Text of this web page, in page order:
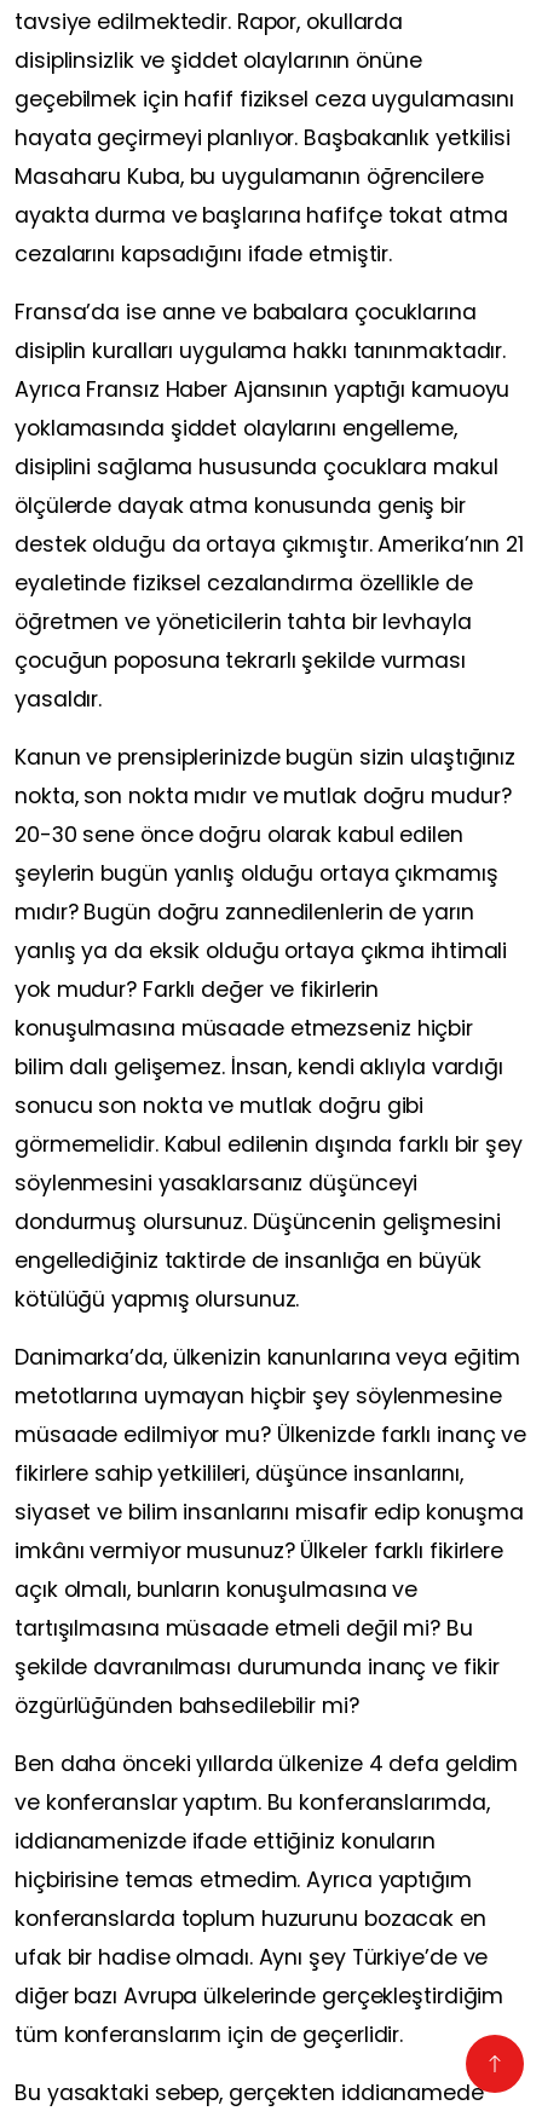
tavsiye edilmektedir. Rapor, okullarda
disiplinsizlik ve şiddet olaylarının önüne
geçebilmek için hafif fiziksel ceza uygulamasını
hayata geçirmeyi planlıyor. Başbakanlık yetkilisi
Masaharu Kuba, bu uygulamanın öğrencilere
ayakta durma ve başlarına hafifçe tokat atma
cezalarını kapsadığını ifade etmiştir.
Fransa’da ise anne ve babalara çocuklarına
disiplin kuralları uygulama hakkı tanınmaktadır.
Ayrıca Fransız Haber Ajansının yaptığı kamuoyu
yoklamasında şiddet olaylarını engelleme,
disiplini sağlama hususunda çocuklara makul
ölçülerde dayak atma konusunda geniş bir
destek olduğu da ortaya çıkmıştır. Amerika’nın 21
eyaletinde fiziksel cezalandırma özellikle de
öğretmen ve yöneticilerin tahta bir levhayla
çocuğun poposuna tekrarlı şekilde vurması
yasaldır.
Kanun ve prensiplerinizde bugün sizin ulaştığınız
nokta, son nokta mıdır ve mutlak doğru mudur?
20-30 sene önce doğru olarak kabul edilen
şeylerin bugün yanlış olduğu ortaya çıkmamış
mıdır? Bugün doğru zannedilenlerin de yarın
yanlış ya da eksik olduğu ortaya çıkma ihtimali
yok mudur? Farklı değer ve fikirlerin
konuşulmasına müsaade etmezseniz hiçbir
bilim dalı gelişemez. İnsan, kendi aklıyla vardığı
sonucu son nokta ve mutlak doğru gibi
görmemelidir. Kabul edilenin dışında farklı bir şey
söylenmesini yasaklarsanız düşünceyi
dondurmuş olursunuz. Düşüncenin gelişmesini
engellediğiniz taktirde de insanlığa en büyük
kötülüğü yapmış olursunuz.
Danimarka’da, ülkenizin kanunlarına veya eğitim
metotlarına uymayan hiçbir şey söylenmesine
müsaade edilmiyor mu? Ülkenizde farklı inanç ve
fikirlere sahip yetkilileri, düşünce insanlarını,
siyaset ve bilim insanlarını misafir edip konuşma
imkânı vermiyor musunuz? Ülkeler farklı fikirlere
açık olmalı, bunların konuşulmasına ve
tartışılmasına müsaade etmeli değil mi? Bu
şekilde davranılması durumunda inanç ve fikir
özgürlüğünden bahsedilebilir mi?
Ben daha önceki yıllarda ülkenize 4 defa geldim
ve konferanslar yaptım. Bu konferanslarımda,
iddianamenizde ifade ettiğiniz konuların
hiçbirisine temas etmedim. Ayrıca yaptığım
konferanslarda toplum huzurunu bozacak en
ufak bir hadise olmadı. Aynı şey Türkiye’de ve
diğer bazı Avrupa ülkelerinde gerçekleştirdiğim
tüm konferanslarım için de geçerlidir.
Bu yasaktaki sebep, gerçekten iddianamede